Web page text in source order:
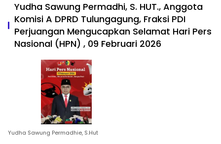
Yudha Sawung Permadhi, S. HUT., Anggota
Komisi A DPRD Tulungagung, Fraksi PDI
Perjuangan Mengucapkan Selamat Hari Pers
Nasional (HPN) , 09 Februari 2026
Yudha Sawung Permadhie, S.Hut